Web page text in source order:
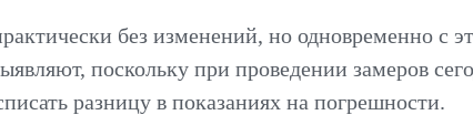
без изменений, но одновременно с
поскольку при проведении замеров
разницу в показаниях на погрешности.